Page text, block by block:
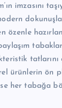
imzasını
özenle
ürünlerin ön
her tabağa